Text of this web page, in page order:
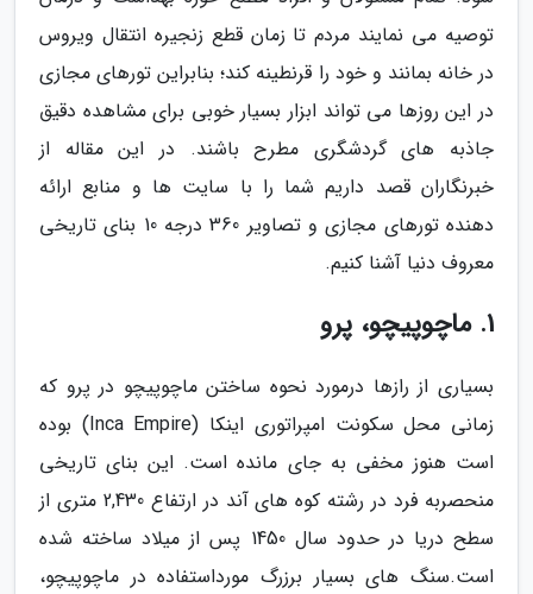
توصیه می نمایند مردم تا زمان قطع زنجیره انتقال ویروس
در خانه بمانند و خود را قرنطینه کند؛ بنابراین تورهای مجازی
در این روزها می تواند ابزار بسیار خوبی برای مشاهده دقیق
جاذبه های گردشگری مطرح باشند. در این مقاله از
خبرنگاران قصد داریم شما را با سایت ها و منابع ارائه
دهنده تورهای مجازی و تصاویر 360 درجه 10 بنای تاریخی
معروف دنیا آشنا کنیم.
1. ماچوپیچو، پرو
بسیاری از رازها درمورد نحوه ساختن ماچوپیچو در پرو که
زمانی محل سکونت امپراتوری اینکا (Inca Empire) بوده
است هنوز مخفی به جای مانده است. این بنای تاریخی
منحصربه فرد در رشته کوه های آند در ارتفاع 2,430 متری از
سطح دریا در حدود سال 1450 پس از میلاد ساخته شده
است.سنگ های بسیار برزرگ مورداستفاده در ماچوپیچو،